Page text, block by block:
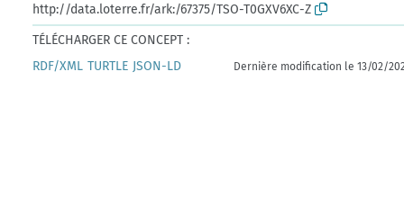
http://data.loterre.fr/ark:/67375/TSO-T0GXV6XC-Z
TÉLÉCHARGER CE CONCEPT :
RDF/XML TURTLE JSON-LD Dernière modification le 13/02/